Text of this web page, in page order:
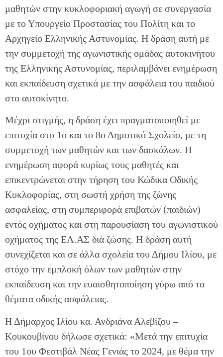
μαθητών στην κυκλοφοριακή αγωγή σε συνεργασία
με το Υπουργείο Προστασίας του Πολίτη και το
Αρχηγείο Ελληνικής Αστυνομίας. Η δράση αυτή με
την συμμετοχή της αγωνιστικής ομάδας αυτοκινήτου
της Ελληνικής Αστυνομίας, περιλαμβάνει ενημέρωση
και εκπαίδευση σχετικά με την ασφάλεια του παιδιού
στο αυτοκίνητο.
Μέχρι στιγμής, η δράση έχει πραγματοποιηθεί με
επιτυχία στο 1ο και το 8ο Δημοτικό Σχολείο, με τη
συμμετοχή των μαθητών και των δασκάλων. Η
ενημέρωση αφορά κυρίως τους μαθητές και
επικεντρώνεται στην τήρηση του Κώδικα Οδικής
Κυκλοφορίας, στη σωστή χρήση της ζώνης
ασφαλείας, στη συμπεριφορά επιβατών (παιδιών)
εντός οχήματος και στη παρουσίαση του αγωνιστικού
οχήματος της ΕΛ.ΑΣ διά ζώσης. Η δράση αυτή
συνεχίζεται και σε άλλα σχολεία του Δήμου Ιλίου, με
στόχο την εμπλοκή όλων των μαθητών στην
εκπαίδευση και την ευαισθητοποίηση γύρω από τα
θέματα οδικής ασφάλειας.
Η Δήμαρχος Ιλίου κα. Ανδριάνα Αλεβίζου –
Κουκουβίνου δήλωσε σχετικά: «Μετά την επιτυχία
του 1ου Φεστιβάλ Νέας Γενιάς το 2024, με θέμα την